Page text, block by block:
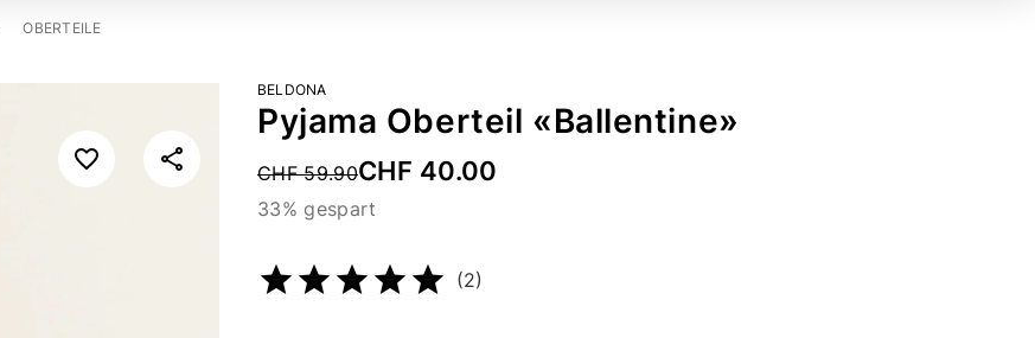
OBERTEILE
BELDONA
Pyjama Oberteil «Ballentine»
Price reduced from
CHF 59.90CHF 40.00
33% gespart
(2)